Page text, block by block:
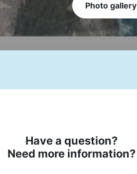
Photo gallery
Have a question?
Need more information?